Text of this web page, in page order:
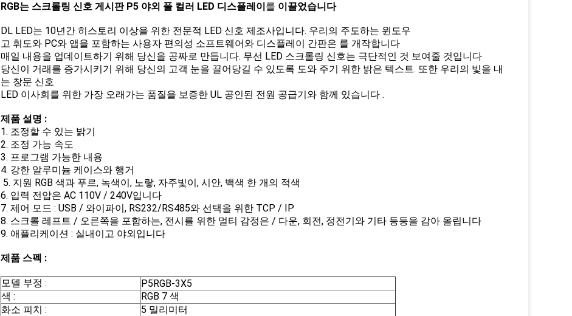
RGB는 스크롤링 신호 게시판 P5 야외 풀 컬러 LED 디스플레이를 이끌었습니다
DL LED는 10년간 히스토리 이상을 위한 전문적 LED 신호 제조사입니다. 우리의 주도하는 윈도우
고 휘도와 PC와 앱을 포함하는 사용자 편의성 소프트웨어와 디스플레이 간판은 를 개작합니다
매일 내용을 업데이트하기 위해 당신을 공짜로 만듭니다. 무선 LED 스크롤링 신호는 극단적인 것 보여줄 것입니다
당신이 거래를 증가시키기 위해 당신의 고객 눈을 끌어당길 수 있도록 도와 주기 위한 밝은 텍스트. 또한 우리의 빛을 내
는 창문 신호
LED 이사회를 위한 가장 오래가는 품질을 보증한 UL 공인된 전원 공급기와 함께 있습니다 .
제품 설명 :
1. 조정할 수 있는 밝기
2. 조정 가능 속도
3. 프로그램 가능한 내용
4. 강한 알루미늄 케이스와 행거
5. 지원 RGB 색과 푸르, 녹색이, 노랗, 자주빛이, 시안, 백색 한 개의 적색
6. 입력 전압은 AC 110V / 240V입니다
7. 제어 모드 : USB / 와이파이, RS232/RS485와 선택을 위한 TCP / IP
8. 스크롤 레프트 / 오른쪽을 포함하는, 전시를 위한 멀티 감정은 / 다운, 회전, 정전기와 기타 등등을 감아 올립니다
9. 애플리케이션 : 실내이고 야외입니다
제품 스펙 :
모델 부정 :
P5RGB-3X5
색 :
RGB 7 색
화소 피치 :
5 밀리미터